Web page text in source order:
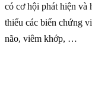
có cơ hội phát hiện và
thiểu các biến chứng
não, viêm khớp, …